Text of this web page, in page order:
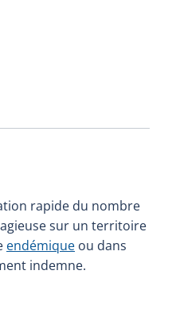
rapide du nombre
sur un territoire
endémique ou dans
indemne.